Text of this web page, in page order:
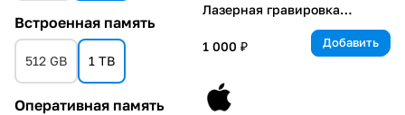
Встроенная память
512 GB 1 TB
Оперативная память
Лазерная гравировка
1 000 ₽
Добавить